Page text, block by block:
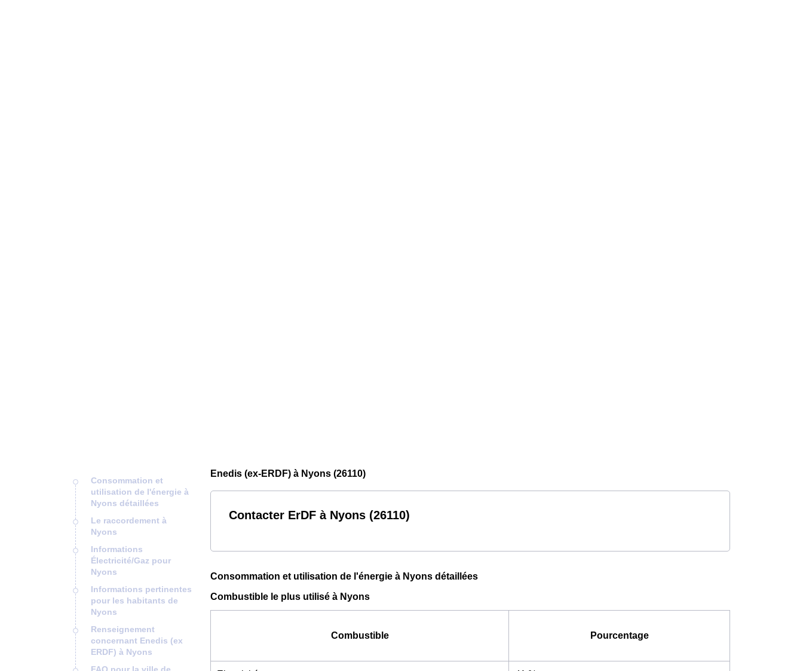
Consommation et
utilisation de l'énergie à
Nyons détaillées
Le raccordement à
Nyons
Informations
Électricité/Gaz pour
Nyons
Informations pertinentes
pour les habitants de
Nyons
Renseignement
concernant Enedis (ex
ERDF) à Nyons
Enedis (ex-ERDF) à Nyons (26110)
Contacter ErDF à Nyons (26110)
Consommation et utilisation de l'énergie à Nyons détaillées
Combustible le plus utilisé à Nyons
Combustible Pourcentage